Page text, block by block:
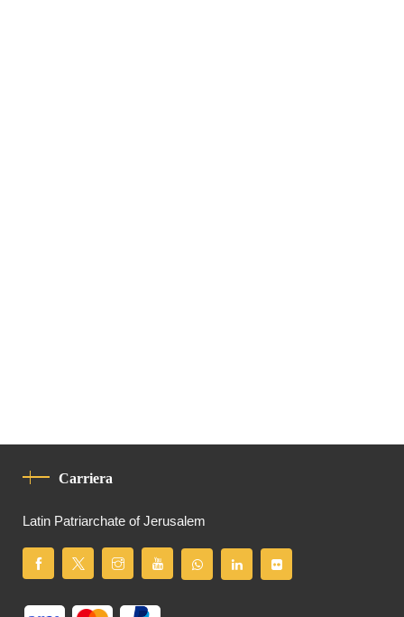
Carriera
Latin Patriarchate of Jerusalem